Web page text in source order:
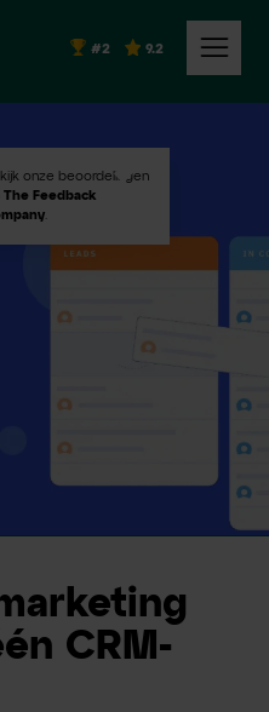
#2
in Emerce100
digital
9.2
onze beoordelingen
The Feedback
.
CRM-